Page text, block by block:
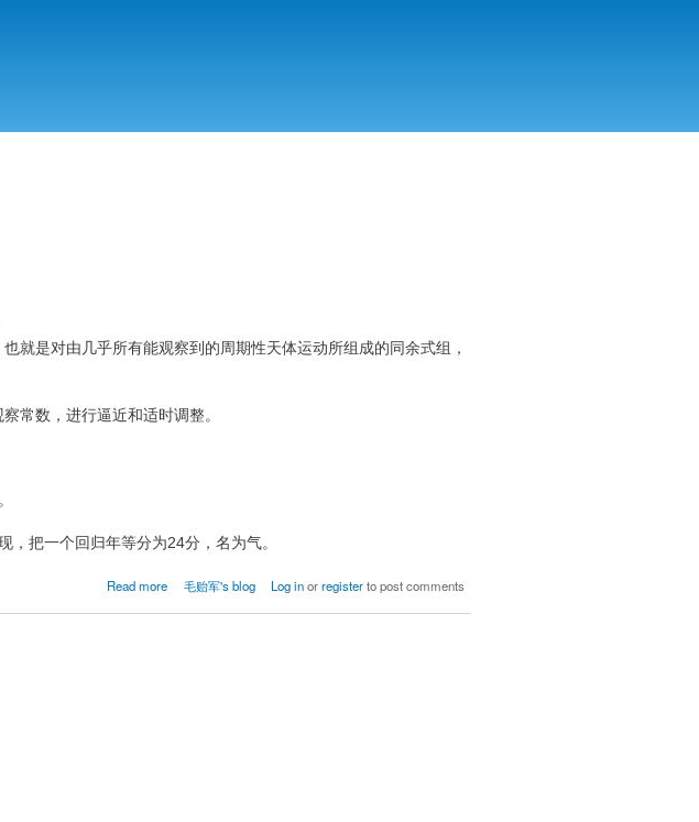
就是对由几乎所有能观察到的周期性天体运动所组成的同余式组，
常数，进行逼近和适时调整。
，把一个回归年等分为24分，名为气。
Read more about 中国历法
毛贻军's blog Log inorregisterto post comments